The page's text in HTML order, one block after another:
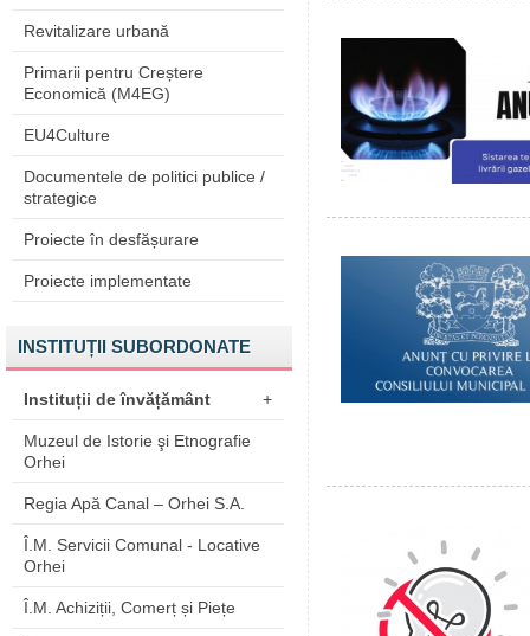
Revitalizare urbană
Primarii pentru Creștere
Economică (M4EG)
EU4Culture
Documentele de politici publice /
strategice
Proiecte în desfășurare
Proiecte implementate
INSTITUȚII SUBORDONATE
Instituții de învățământ +
Muzeul de Istorie şi Etnografie
Orhei
Regia Apă Canal – Orhei S.A.
Î.M. Servicii Comunal - Locative
Orhei
Î.M. Achiziții, Comerț și Piețe